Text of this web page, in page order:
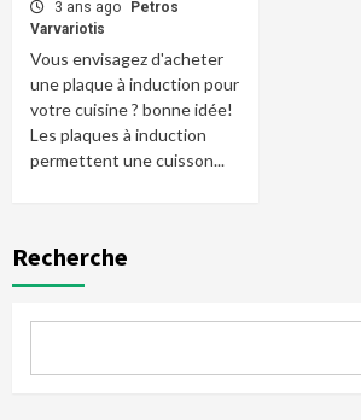
3 ans ago
Petros
Varvariotis
Vous envisagez d'acheter
une plaque à induction pour
votre cuisine ? bonne idée!
Les plaques à induction
permettent une cuisson...
Recherche